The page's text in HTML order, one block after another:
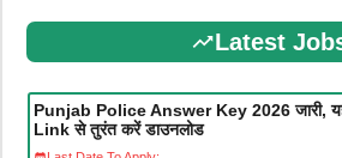
Latest
Punjab Police Answer Key 2026 जारी,
Link से तुरंत करें डाउनलोड